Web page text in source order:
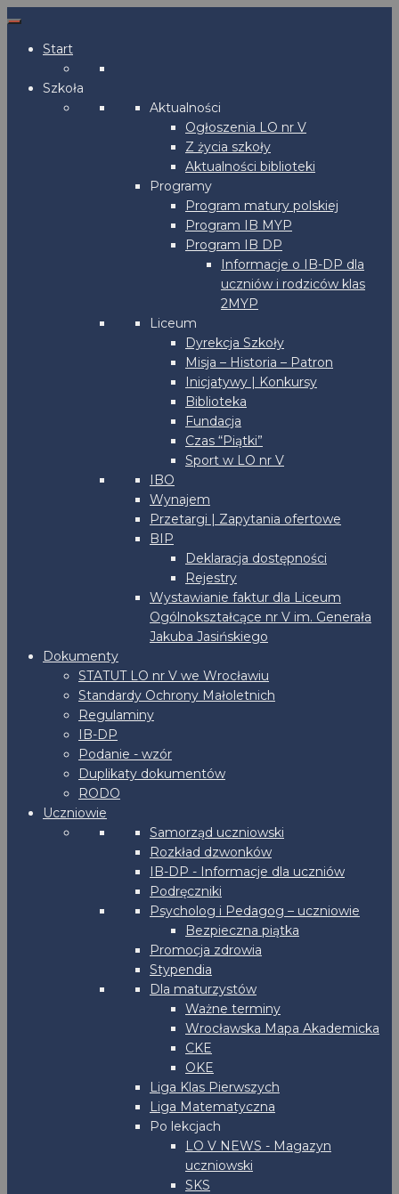
Start
Szkoła
Aktualności
Ogłoszenia LO nr V
Z życia szkoły
Aktualności biblioteki
Programy
Program matury polskiej
Program IB MYP
Program IB DP
Informacje o IB-DP dla
uczniów i rodziców klas
2MYP
Liceum
Dyrekcja Szkoły
Misja – Historia – Patron
Inicjatywy | Konkursy
Biblioteka
Fundacja
Czas “Piątki”
Sport w LO nr V
IBO
Wynajem
Przetargi | Zapytania ofertowe
BIP
Deklaracja dostępności
Rejestry
Wystawianie faktur dla Liceum
Ogólnokształcące nr V im. Generała
Jakuba Jasińskiego
Dokumenty
STATUT LO nr V we Wrocławiu
Standardy Ochrony Małoletnich
Regulaminy
IB-DP
Podanie - wzór
Duplikaty dokumentów
RODO
Uczniowie
Samorząd uczniowski
Rozkład dzwonków
IB-DP - Informacje dla uczniów
Podręczniki
Psycholog i Pedagog – uczniowie
Bezpieczna piątka
Promocja zdrowia
Stypendia
Dla maturzystów
Ważne terminy
Wrocławska Mapa Akademicka
CKE
OKE
Liga Klas Pierwszych
Liga Matematyczna
Po lekcjach
LO V NEWS - Magazyn
uczniowski
SKS